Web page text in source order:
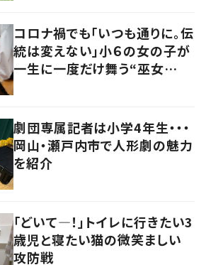
コロナ禍でも「いつも通りに。伝
統は変えない」小６の女の子が
一生に一度だけ舞う“巫女
劇団専属記者は小学4年生・・・
岡山・瀬戸内市で人形劇の魅力
を紹介
「どいて―！」トイレに行きたい3
歳児と寝たい猫の微笑ましい
攻防戦